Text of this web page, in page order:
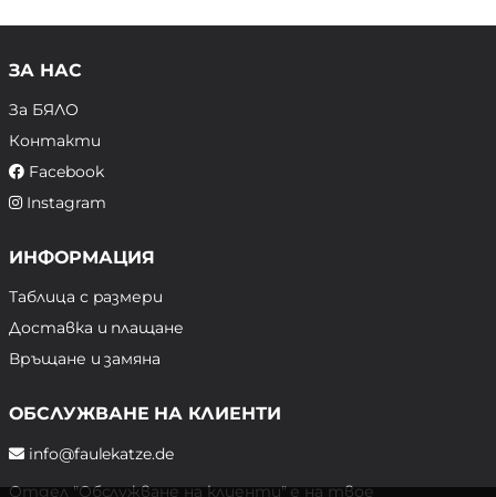
ЗА НАС
За БЯЛО
Контакти
Facebook
Instagram
ИНФОРМАЦИЯ
Таблица с размери
Доставка и плащане
Връщане и замяна
ОБСЛУЖВАНЕ НА КЛИЕНТИ
info@faulekatze.de
Отдел "Обслужване на клиенти" е на твое